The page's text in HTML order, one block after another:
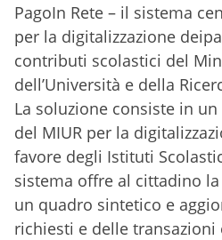
PagoIn Rete – il sistema
per la digitalizzazione
contributi scolastici del
dell’Università e della
La soluzione consiste in
del MIUR per la
favore degli Istituti
sistema offre al cittadino
un quadro sintetico e
richiesti e delle transazioni